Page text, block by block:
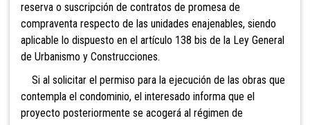
reserva o suscripción de contratos de promesa de
compraventa respecto de las unidades enajenables, siendo
aplicable lo dispuesto en el artículo 138 bis de la Ley General
de Urbanismo y Construcciones.
Si al solicitar el permiso para la ejecución de las obras que
contempla el condominio, el interesado informa que el
proyecto posteriormente se acogerá al régimen de